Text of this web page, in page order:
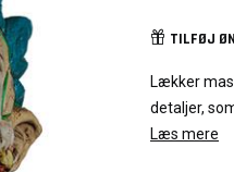
TILFØJ
Lækker
detaljer,
en
Læs mere